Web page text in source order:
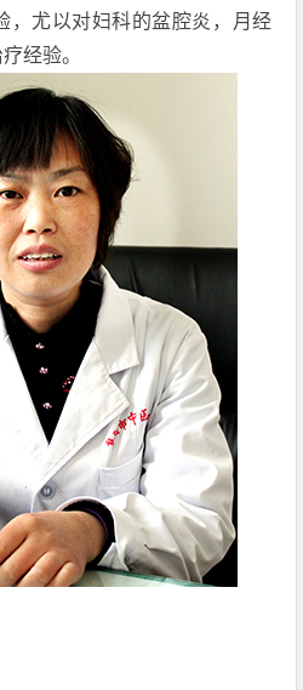
，尤以对妇科的盆腔炎，月经
经验。